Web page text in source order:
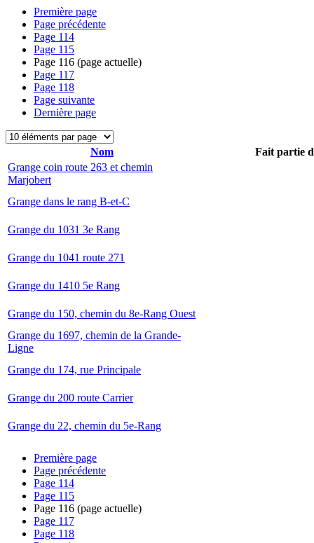
Première page
Page précédente
Page 114
Page 115
Page 116 (page actuelle)
Page 117
Page 118
Page suivante
Dernière page
Nom
Fait partie
Grange coin route 263 et chemin
Marjobert
Grange dans le rang B-et-C
Grange du 1031 3e Rang
Grange du 1041 route 271
Grange du 1410 5e Rang
Grange du 150, chemin du 8e-Rang Ouest
Grange du 1697, chemin de la Grande-
Ligne
Grange du 174, rue Principale
Grange du 200 route Carrier
Grange du 22, chemin du 5e-Rang
Première page
Page précédente
Page 114
Page 115
Page 116 (page actuelle)
Page 117
Page 118